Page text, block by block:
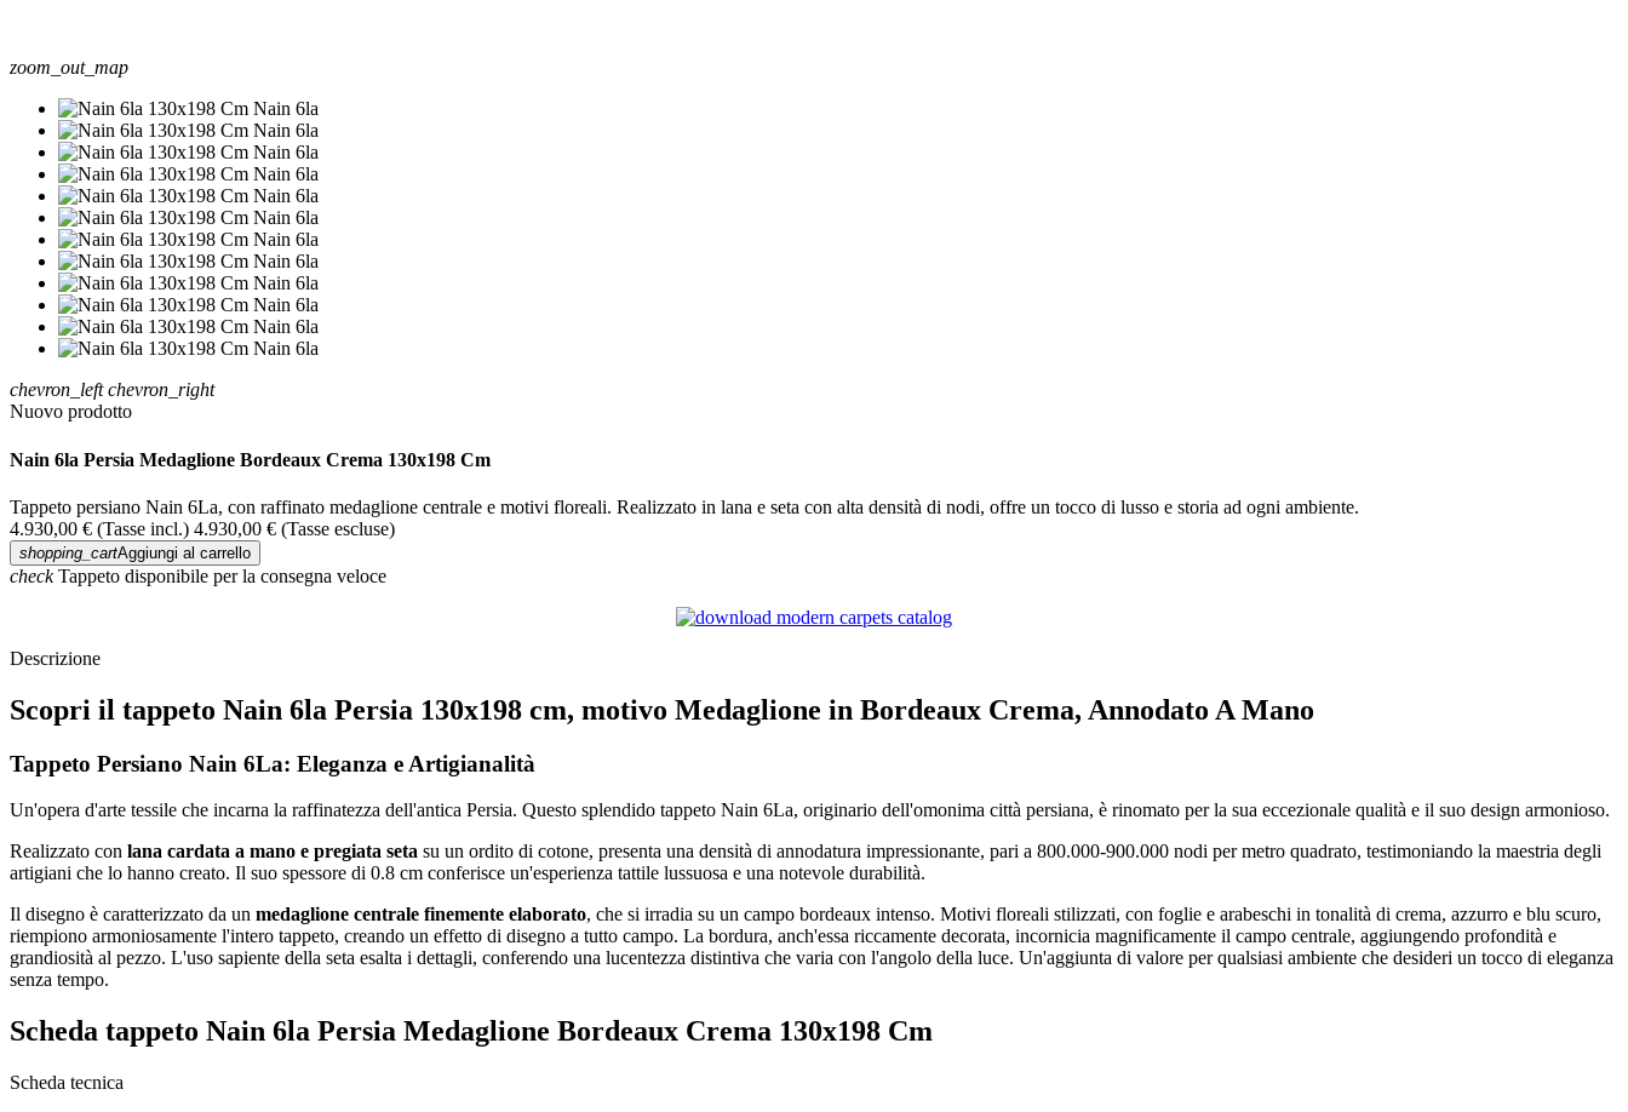
zoom_out_map
chevron_left chevron_right
Nuovo prodotto
Nain 6la Persia Medaglione Bordeaux Crema 130x198 Cm
Tappeto persiano Nain 6La, con raffinato medaglione centrale e motivi floreali. Realizzato in lana e seta con alta densità di nodi, offre un tocco di lusso e storia ad ogni ambiente.
4.930,00 € (Tasse incl.) 4.930,00 € (Tasse escluse)
shopping_cartAggiungi al carrello
checkTappeto disponibile per la consegna veloce
Descrizione
Scopri il tappeto Nain 6la Persia 130x198 cm, motivo Medaglione in Bordeaux Crema, Annodato A Mano
Tappeto Persiano Nain 6La: Eleganza e Artigianalità
Un'opera d'arte tessile che incarna la raffinatezza dell'antica Persia. Questo splendido tappeto Nain 6La, originario dell'omonima città persiana, è rinomato per la sua eccezionale qualità e il suo design armonioso.
Realizzato con lana cardata a mano e pregiata seta su un ordito di cotone, presenta una densità di annodatura impressionante, pari a 800.000-900.000 nodi per metro quadrato, testimoniando la maestria degli
artigiani che lo hanno creato. Il suo spessore di 0.8 cm conferisce un'esperienza tattile lussuosa e una notevole durabilità.
Il disegno è caratterizzato da un medaglione centrale finemente elaborato, che si irradia su un campo bordeaux intenso. Motivi floreali stilizzati, con foglie e arabeschi in tonalità di crema, azzurro e blu scuro,
riempiono armoniosamente l'intero tappeto, creando un effetto di disegno a tutto campo. La bordura, anch'essa riccamente decorata, incornicia magnificamente il campo centrale, aggiungendo profondità e
grandiosità al pezzo. L'uso sapiente della seta esalta i dettagli, conferendo una lucentezza distintiva che varia con l'angolo della luce. Un'aggiunta di valore per qualsiasi ambiente che desideri un tocco di eleganza
senza tempo.
Scheda tappeto Nain 6la Persia Medaglione Bordeaux Crema 130x198 Cm
Scheda tecnica